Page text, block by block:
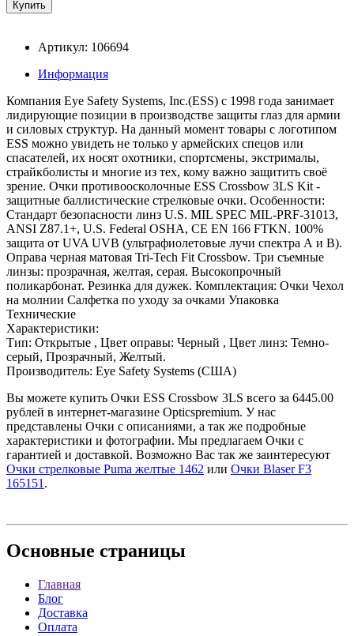
Артикул: 106694
Информация
Компания Eye Safety Systems, Inc.(ESS) с 1998 года занимает
лидирующие позиции в производстве защиты глаз для армии
и силовых структур. На данный момент товары с логотипом
ESS можно увидеть не только у армейских спецов или
спасателей, их носят охотники, спортсмены, экстрималы,
страйкболисты и многие из тех, кому важно защитить своё
зрение. Очки противоосколочные ESS Crossbow 3LS Kit -
защитные баллистические стрелковые очки. Особенности:
Стандарт безопасности линз U.S. MIL SPEC MIL-PRF-31013,
ANSI Z87.1+, U.S. Federal OSHA, CE EN 166 FTKN. 100%
защита от UVA UVB (ультрафиолетовые лучи спектра А и В).
Оправа черная матовая Tri-Tech Fit Crossbow. Три съемные
линзы: прозрачная, желтая, серая. Высокопрочный
поликарбонат. Резинка для дужек. Комплектация: Очки Чехол
на молнии Салфетка по уходу за очками Упаковка
Технические
Характеристики:
Тип: Открытые , Цвет оправы: Черный , Цвет линз: Темно-
серый, Прозрачный, Желтый.
Производитель: Eye Safety Systems (США)
Вы можете купить Очки ESS Crossbow 3LS всего за 6445.00
рублей в интернет-магазине Opticspremium. У нас
представлены Очки с описаниями, а так же подробные
характеристики и фотографии. Мы предлагаем Очки с
гарантией и доставкой. Возможно Вас так же заинтересуют
Очки стрелковые Puma желтые 1462 или Очки Blaser F3
165151 .
Основные страницы
Главная
Блог
Доставка
Оплата